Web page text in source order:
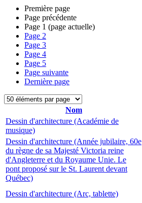
Première page
Page précédente
Page 1 (page actuelle)
Page 2
Page 3
Page 4
Page 5
Page suivante
Dernière page
Nom
Dessin d'architecture (Académie de
musique)
Dessin d'architecture (Année jubilaire, 60e
du règne de sa Majesté Victoria reine
d'Angleterre et du Royaume Unie. Le
pont proposé sur le St. Laurent devant
Québec)
Dessin d'architecture (Arc, tablette)